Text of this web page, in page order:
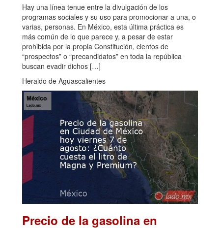
Hay una línea tenue entre la divulgación de los
programas sociales y su uso para promocionar a una, o
varias, personas. En México, esta última práctica es
más común de lo que parece y, a pesar de estar
prohibida por la propia Constitución, cientos de
“prospectos” o “precandidatos” en toda la república
buscan evadir dichos […]
Heraldo de Aguascalientes
Precio de la gasolina en